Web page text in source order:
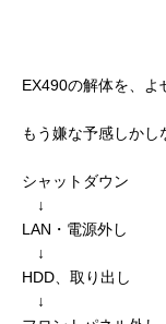
EX490の解体を、よ
もう嫌な予感しかし
シャットダウン
↓
LAN・電源外し
↓
HDD、取り出し
↓